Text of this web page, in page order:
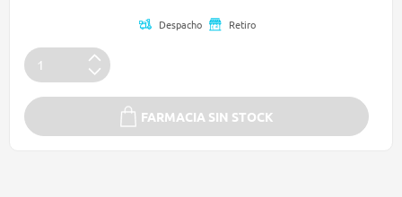
Despacho Retiro
FARMACIA SIN STOCK